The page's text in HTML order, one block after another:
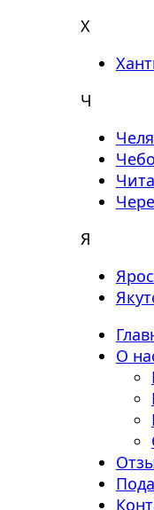
Х
Ч
Чита
Я
О